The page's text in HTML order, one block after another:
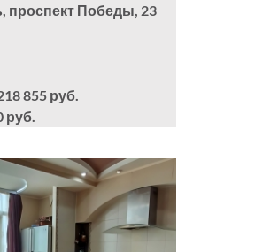
проспект Победы, 23
855 руб.
руб.